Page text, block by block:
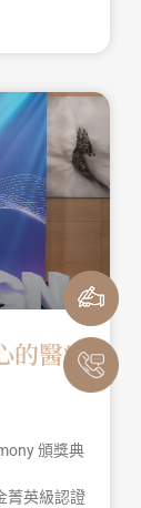
的醫療
頒獎典
菁英級認證